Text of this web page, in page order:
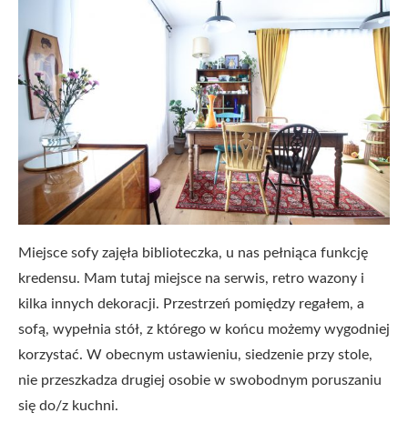
Miejsce sofy zajęła biblioteczka, u nas pełniąca funkcję
kredensu. Mam tutaj miejsce na serwis, retro wazony i
kilka innych dekoracji. Przestrzeń pomiędzy regałem, a
sofą, wypełnia stół, z którego w końcu możemy wygodniej
korzystać. W obecnym ustawieniu, siedzenie przy stole,
nie przeszkadza drugiej osobie w swobodnym poruszaniu
się do/z kuchni.